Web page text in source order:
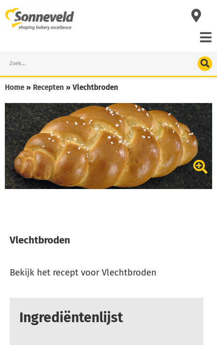
to
content
Search
Home » Recepten » Vlechtbroden
Vlechtbroden
Bekijk het recept voor Vlechtbroden
Ingrediëntenlijst